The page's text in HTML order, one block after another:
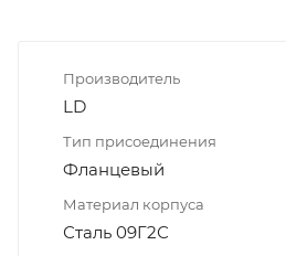
Производитель
LD
Тип присоединения
Фланцевый
Материал корпуса
Сталь 09Г2С